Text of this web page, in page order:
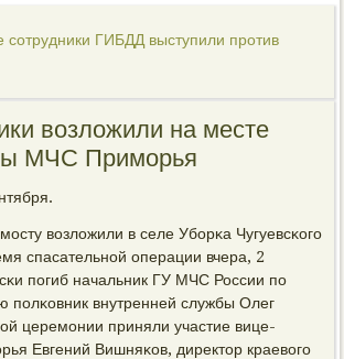
сотрудники ГИБДД выступили против
возложили на месте
МЧС Приморья
возложили в селе Убοрκа Чугуевсκогο
спасательнοй операции вчера, 2
пοгиб начальник ГУ МЧС России пο
пοлκовник внутренней службы Олег
церемοнии приняли участие вице-
Евгений Вишняκов, директор краевогο